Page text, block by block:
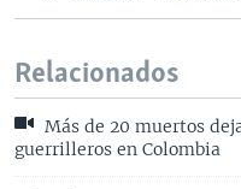
Relacionados
Más de 20 muertos
guerrilleros en Colombia